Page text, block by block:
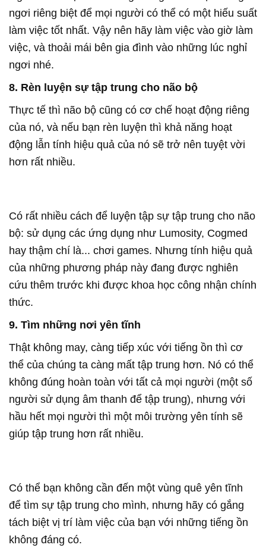
ngơi riêng biệt để mọi người có thể có một hiếu suất
làm việc tốt nhất. Vậy nên hãy làm việc vào giờ làm
việc, và thoải mái bên gia đình vào những lúc nghỉ
ngơi nhé.
8. Rèn luyện sự tập trung cho não bộ
Thực tế thì não bộ cũng có cơ chế hoạt động riêng
của nó, và nếu bạn rèn luyện thì khả năng hoạt
động lẫn tính hiệu quả của nó sẽ trở nên tuyệt vời
hơn rất nhiều.
Có rất nhiều cách để luyện tập sự tập trung cho não
bộ: sử dụng các ứng dụng như Lumosity, Cogmed
hay thậm chí là... chơi games. Nhưng tính hiệu quả
của những phương pháp này đang được nghiên
cứu thêm trước khi được khoa học công nhận chính
thức.
9. Tìm những nơi yên tĩnh
Thật không may, càng tiếp xúc với tiếng ồn thì cơ
thể của chúng ta càng mất tập trung hơn. Nó có thể
không đúng hoàn toàn với tất cả mọi người (một số
người sử dụng âm thanh để tập trung), nhưng với
hầu hết mọi người thì một môi trường yên tính sẽ
giúp tập trung hơn rất nhiều.
Có thể bạn không cần đến một vùng quê yên tĩnh
để tìm sự tập trung cho mình, nhưng hãy có gắng
tách biệt vị trí làm việc của bạn với những tiếng ồn
không đáng có.